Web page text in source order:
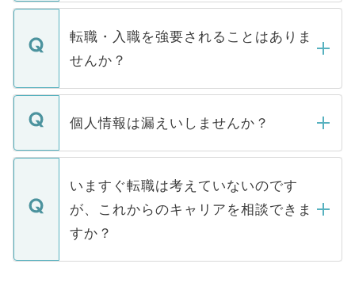
ます。通常、5営業日以内にはご連絡をせて
いただきますので、しばらくお待ちくださ
い。
マイナビDOCTORで取り扱っている求人の
うち約3割は、Webサイトからご覧いただ
けない「非公開求人」です。非公開求人は
下記の理由によって、一般には公開してい
ません。
■応募殺到を避けるため 人気のある医療機
関を公にしてしまうと、応募が殺到する場
に、医療機関が求める条件に合った人材の
みを人材紹介会社に依頼するケースが増え
ています。
転職・入職を強要されることはありま
せんか？
転職・入職を強要することは一切ありませ
ん。また、仮に応募先から内定をいただい
定を承諾する必要はありません。内定先へ
の辞退の連絡はキャリアパートナーが行い
ますので、ご安心ください。
個人情報は漏えいしませんか？
個人情報が漏えいすることはありませんの
で、ご安心ください。当サイトからの登録
などで収集したご登録者様の個人情報は、
ご本人のキャリアアップおよび転職活動の
支援を目的に使用いたします。お預かりし
ているすべての個人データはご本人の許可
いますぐ転職は考えていないのです
が、これからのキャリアを相談できま
すか？